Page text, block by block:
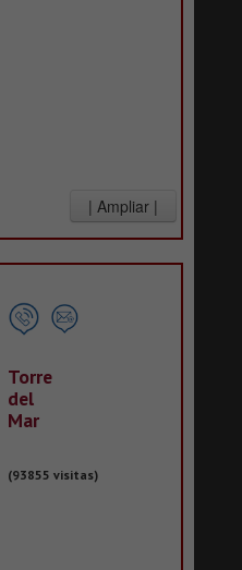
Torre
del
Mar
(93855 visitas)